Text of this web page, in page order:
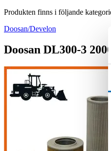
Produkten finns i följande
Doosan/Develon
Doosan DL300-3